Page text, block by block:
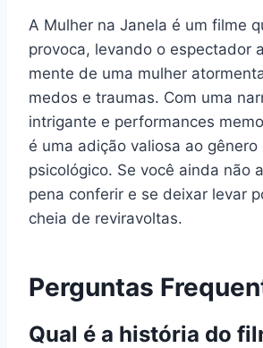
A Mulher na Janela é um filme
provoca, levando o espectador
mente de uma mulher
medos e traumas. Com uma
intrigante e performances
é uma adição valiosa ao gênero
psicológico. Se você ainda não
pena conferir e se deixar levar
cheia de reviravoltas.
Perguntas
Qual é a história do